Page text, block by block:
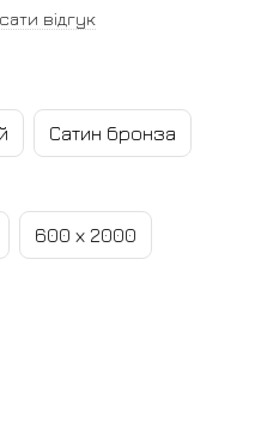
відгук
Сатин бронза
600 х 2000